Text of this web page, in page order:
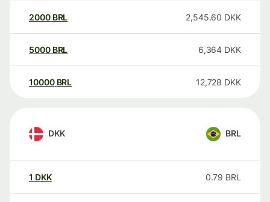
2000 BRL 2,545.60 DKK
5000 BRL 6,364 DKK
10000 BRL 12,728 DKK
DKK BRL
1 DKK 0.79 BRL